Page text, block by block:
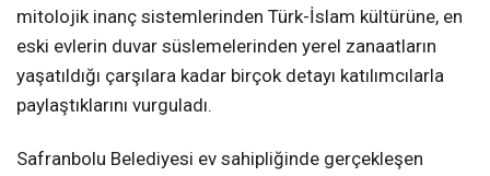
mitolojik inanç sistemlerinden Türk-İslam kültürüne, en
eski evlerin duvar süslemelerinden yerel zanaatların
yaşatıldığı çarşılara kadar birçok detayı katılımcılarla
paylaştıklarını vurguladı.
Safranbolu Belediyesi ev sahipliğinde gerçekleşen